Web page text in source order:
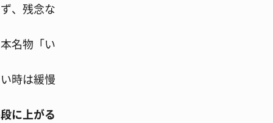
、残念な
名物「い
時は緩慢
に上がる